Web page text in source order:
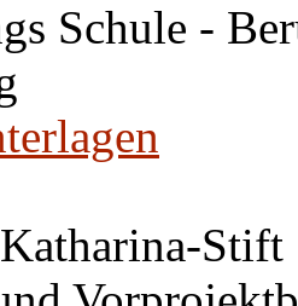
Schule -
Stift